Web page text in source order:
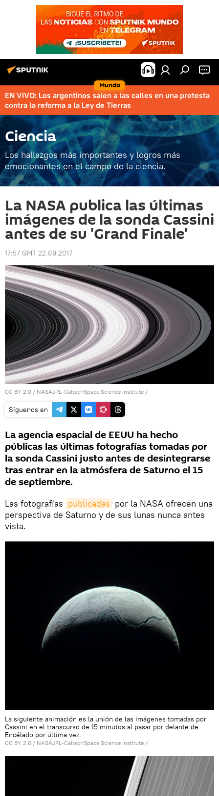
Mundo
EN VIVO: Los argentinos salen a las calles en una protesta
contra la reforma a la Ley de Tierras
Ciencia
Los hallazgos más importantes y logros más
emocionantes en el campo de la ciencia.
La NASA publica las últimas
imágenes de la sonda Cassini
antes de su 'Grand Finale'
17:57 GMT 22.09.2017
CC BY 2.0 / NASAJPL-CaltechSpace Science Institute /
Síguenos en
La agencia espacial de EEUU ha hecho
públicas las últimas fotografías tomadas por
la sonda Cassini justo antes de desintegrarse
tras entrar en la atmósfera de Saturno el 15
de septiembre.
Las fotografías publicadas por la NASA ofrecen una
perspectiva de Saturno y de sus lunas nunca antes
vista.
La siguiente animación es la unión de las imágenes tomadas por
Cassini en el transcurso de 15 minutos al pasar por delante de
Encélado por última vez.
CC BY 2.0 / NASAJPL-CaltechSpace Science Institute /